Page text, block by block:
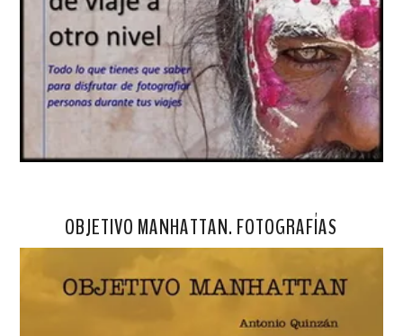
OBJETIVO MANHATTAN. FOTOGRAFÍAS